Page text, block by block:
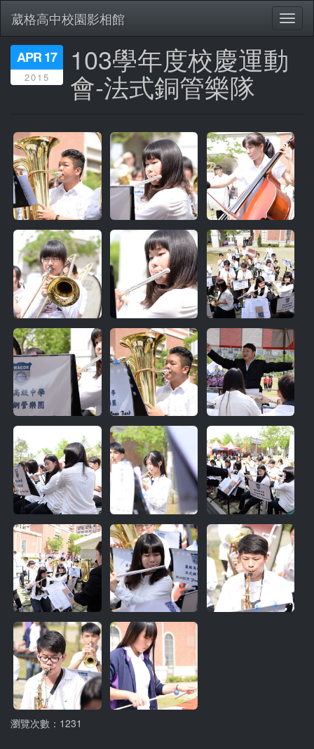
葳格高中校園影相館
103學年度校慶運動
會-法式銅管樂隊
APR 17
2015
瀏覽次數：1231